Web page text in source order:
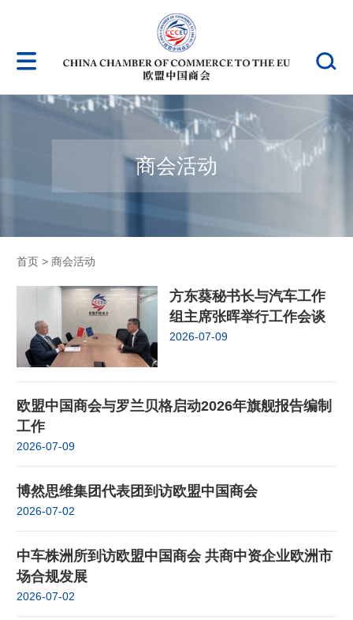
商会活动
首页 > 商会活动
方东葵秘书长与汽车工作
组主席张晖举行工作会谈
2026-07-09
欧盟中国商会与罗兰贝格启动2026年旗舰报告编制
工作
2026-07-09
博然思维集团代表团到访欧盟中国商会
2026-07-02
中车株洲所到访欧盟中国商会 共商中资企业欧洲市
场合规发展
2026-07-02